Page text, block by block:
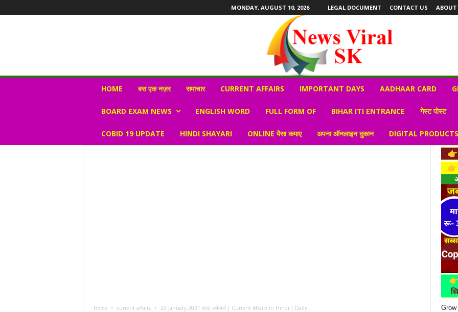
MONDAY, AUGUST 10, 2026 LEGAL DOCUMENT CONTACT US ABOUT
r
HOME बस एक नज़र समाचार CURRENT AFFAIRS IMPORTANT DAYS AADHAAR CARD
BOARD EXAM NEWS ENGLISH WORD FULL FORM OF BIHAR ITI ENTRANCE गेस्ट पोस्ट
COBID 19 UPDATE HINDI SHAYARI ONLINE पैसा कमाए अपना ऑनलाइन दुकान DIGITAL
Home current affairs 23 January 2021 करंट अफेयर्स | Current Affairs in Hindi | Daily...